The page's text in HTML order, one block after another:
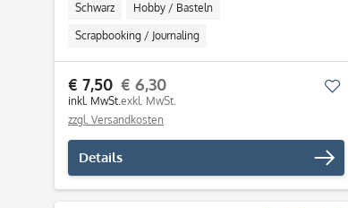
Schwarz Hobby / Basteln
Scrapbooking / Journaling
€ 7,50
inkl. MwSt.
€ 6,30
exkl. MwSt.
zzgl. Versandkosten
Details